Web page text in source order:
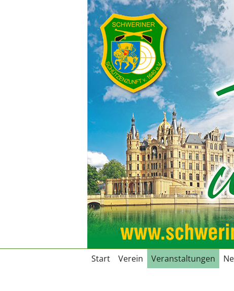
Navigation
überspringen
Start Verein Veranstaltungen